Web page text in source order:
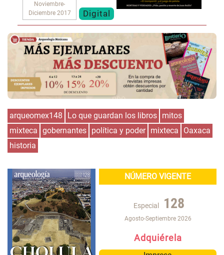
Noviembre-
Diciembre 2017
Digital
arqueomex148 Lo que guardan los libros mitos
mixteca gobernantes política y poder mixteca
Oaxaca
historia
NÚMERO VIGENTE
Especial 128
Agosto-Septiembre 2026
Adquiérela